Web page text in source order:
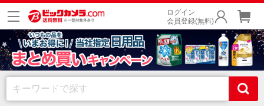
ログイン
会員登録(無料)